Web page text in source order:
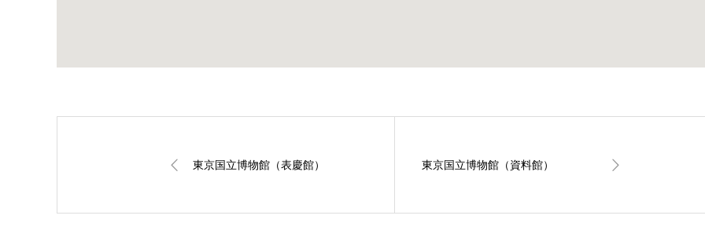
東京国立博物館（表慶館） 東京国立博物館（資料館）